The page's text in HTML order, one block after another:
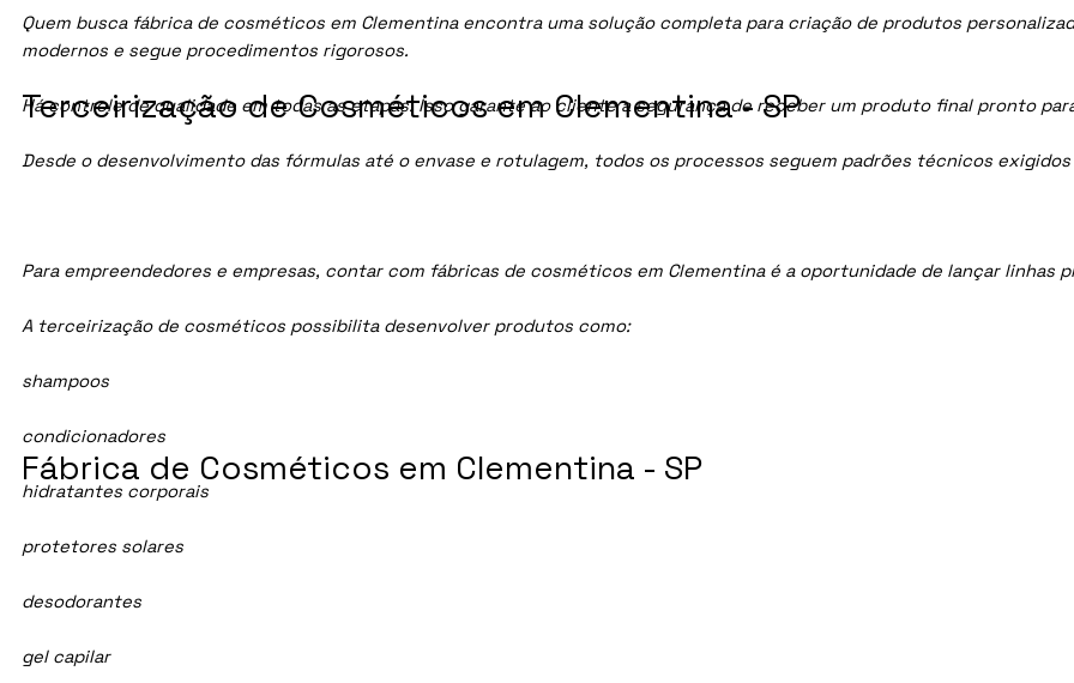
Quem busca fábrica de cosméticos em Clementina encontra uma solução completa para criação de produtos
modernos e segue procedimentos rigorosos.
Há controle de qualidade em todas as etapas. Isso garante ao cliente a segurança de receber um produto final pronto
Desde o desenvolvimento das fórmulas até o envase e rotulagem, todos os processos seguem padrões técnicos
Para empreendedores e empresas, contar com fábricas de cosméticos em Clementina é a oportunidade de lançar
A terceirização de cosméticos possibilita desenvolver produtos como:
shampoos
condicionadores
hidratantes corporais
protetores solares
desodorantes
gel capilar
Fábrica de Cosméticos em Clementina - SP
Terceirização de Cosméticos em Clementina - SP